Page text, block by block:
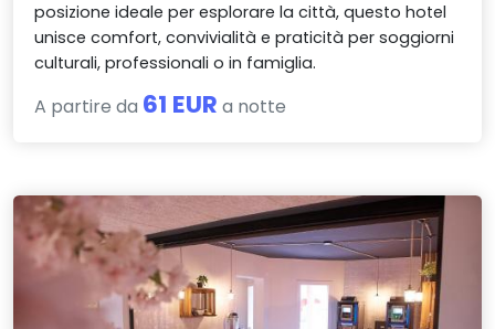
posizione ideale per esplorare la città, questo hotel
unisce comfort, convivialità e praticità per soggiorni
culturali, professionali o in famiglia.
A partire da 61 EUR a notte